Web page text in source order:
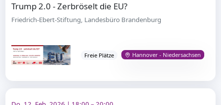
Trump 2.0 - Zerbröselt die EU?
Friedrich-Ebert-Stiftung, Landesbüro Brandenburg
Freie Plätze Hannover - Niedersachsen